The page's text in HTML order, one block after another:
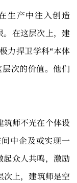
产中注入创造
。在这层次上，建
力捍卫学科“本体
次的价值。他们
师不光在个体设
中企及或实现一
起众人共鸣，激励
次上，建筑师是空